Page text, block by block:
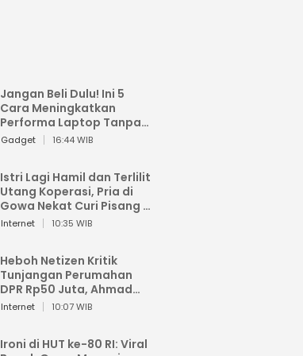
Jangan Beli Dulu! Ini 5
Cara Meningkatkan
Performa Laptop Tanpa
Harus Beli Baru
Gadget 16:44 WIB
Istri Lagi Hamil dan Terlilit
Utang Koperasi, Pria di
Gowa Nekat Curi Pisang 4
Tandan Milik Tetangga,
Internet 10:35 WIB
Heboh Netizen Kritik
Tunjangan Perumahan
DPR Rp50 Juta, Ahmad
Sahroni: Enggak Senang
Internet 10:07 WIB
Ironi di HUT ke-80 RI: Viral